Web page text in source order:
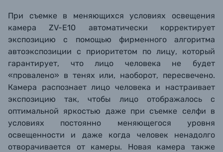
При съемке в меняющихся условиях освещения
камера ZV-E10 автоматически корректирует
экспозицию с помощью фирменного алгоритма
автоэкспозиции с приоритетом по лицу, который
гарантирует, что лицо человека не будет
«провалено» в тенях или, наоборот, пересвечено.
Камера распознает лицо человека и настраивает
экспозицию так, чтобы лицо отображалось с
оптимальной яркостью даже при съемке селфи в
условиях постоянно меняющегося уровня
освещенности и даже когда человек ненадолго
отворачивается от камеры. Новая камера также